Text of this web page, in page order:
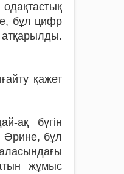
бұл цифр
қажет
ақ бүгін
Әрине, бұл
жұмыс